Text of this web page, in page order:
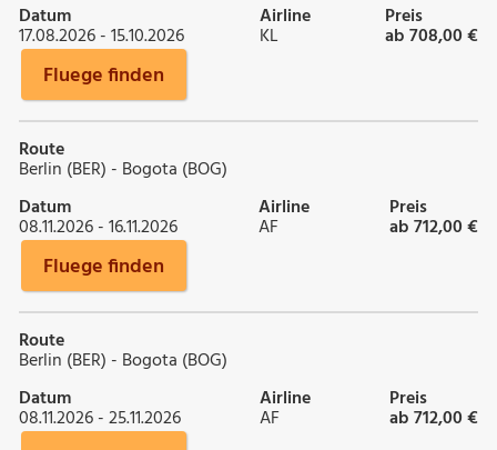
Datum
17.08.2026 - 15.10.2026
Airline
KL
Preis
ab 708,00 €
Fluege finden
Route
Berlin (BER) - Bogota (BOG)
Datum
08.11.2026 - 16.11.2026
Airline
AF
Preis
ab 712,00 €
Fluege finden
Route
Berlin (BER) - Bogota (BOG)
Datum
08.11.2026 - 25.11.2026
Airline
AF
Preis
ab 712,00 €